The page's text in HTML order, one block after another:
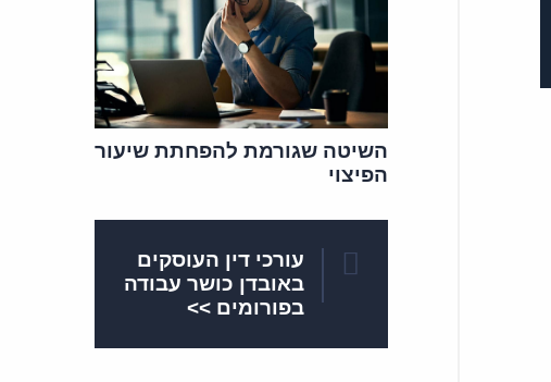
השיטה שגורמת להפחתת שיעור
הפיצוי
עורכי דין העוסקים
באובדן כושר עבודה
בפורומים >>